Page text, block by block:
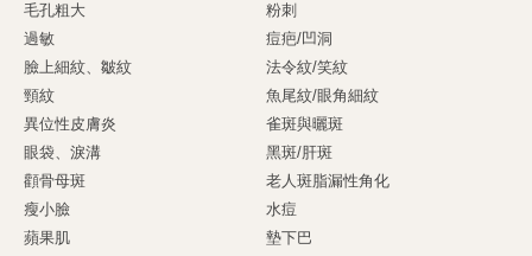
毛孔粗大
粉刺
過敏
痘疤/凹洞
臉上細紋、皺紋
法令紋/笑紋
頸紋
魚尾紋/眼角細紋
異位性皮膚炎
雀斑與曬斑
眼袋、淚溝
黑斑/肝斑
顴骨母斑
老人斑脂漏性角化
瘦小臉
水痘
蘋果肌
墊下巴